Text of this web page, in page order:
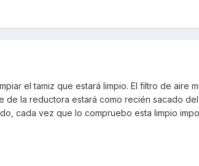
el tamiz que estará limpio. El filtro de aire
de la reductora estará como recién sacado
cada vez que lo compruebo esta limpio